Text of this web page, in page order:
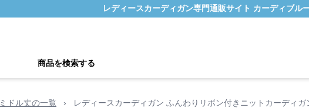
レディースカーディガン専門通販サイト カーディブル
商品を検索する
ミドル丈の一覧 › レディースカーディガン ふんわりリボン付きニットカーディ